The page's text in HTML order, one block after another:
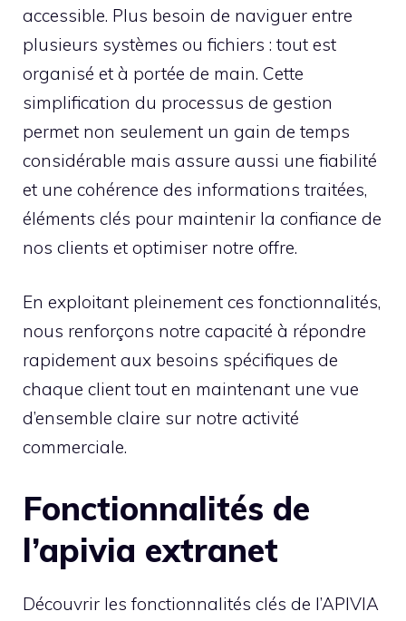
accessible. Plus besoin de naviguer entre
plusieurs systèmes ou fichiers : tout est
organisé et à portée de main. Cette
simplification du processus de gestion
permet non seulement un gain de temps
considérable mais assure aussi une fiabilité
et une cohérence des informations traitées,
éléments clés pour maintenir la confiance de
nos clients et optimiser notre offre.
En exploitant pleinement ces fonctionnalités,
nous renforçons notre capacité à répondre
rapidement aux besoins spécifiques de
chaque client tout en maintenant une vue
d’ensemble claire sur notre activité
commerciale.
Fonctionnalités de
l’apivia extranet
Découvrir les fonctionnalités clés de l’APIVIA